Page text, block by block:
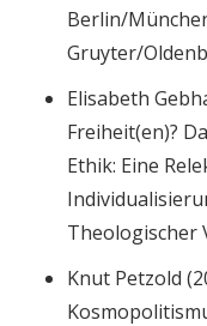
Berlin/
Gruyter/
Elisabeth
Freiheit(en)?
Ethik: Eine
Theologischer
Knut Petzold